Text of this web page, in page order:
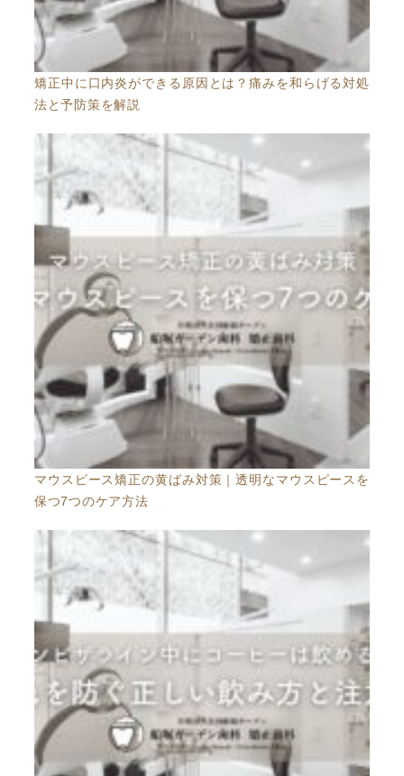
矯正中に口内炎ができる原因とは？痛みを和らげる対処
法と予防策を解説
マウスピース矯正の黄ばみ対策｜透明なマウスピースを
保つ7つのケア方法